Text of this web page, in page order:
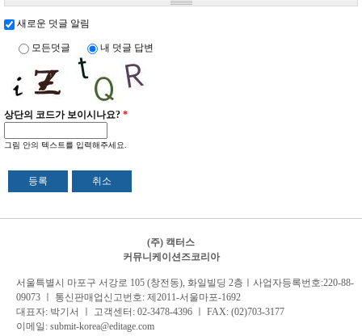
새로운 덧글 알림
모든덧글 내 덧글 답변
상단의 코드가 보이시나요? *
그림 안의 텍스트를 입력해주세요.
(주) 캑터스
커뮤니케이션즈코리아
서 울특별시 마포구 서강로 105 (창전동), 화일빌딩 2층 ㅣ사업자등록번호:220-88-
09073 ㅣ 통신판매업신고번호: 제2011-서울마포-1692
대표자: 박기서 ㅣ 고객센터: 02-3478-4396 ㅣ FAX: (02)703-3177
이메일: submit-korea@editage.com